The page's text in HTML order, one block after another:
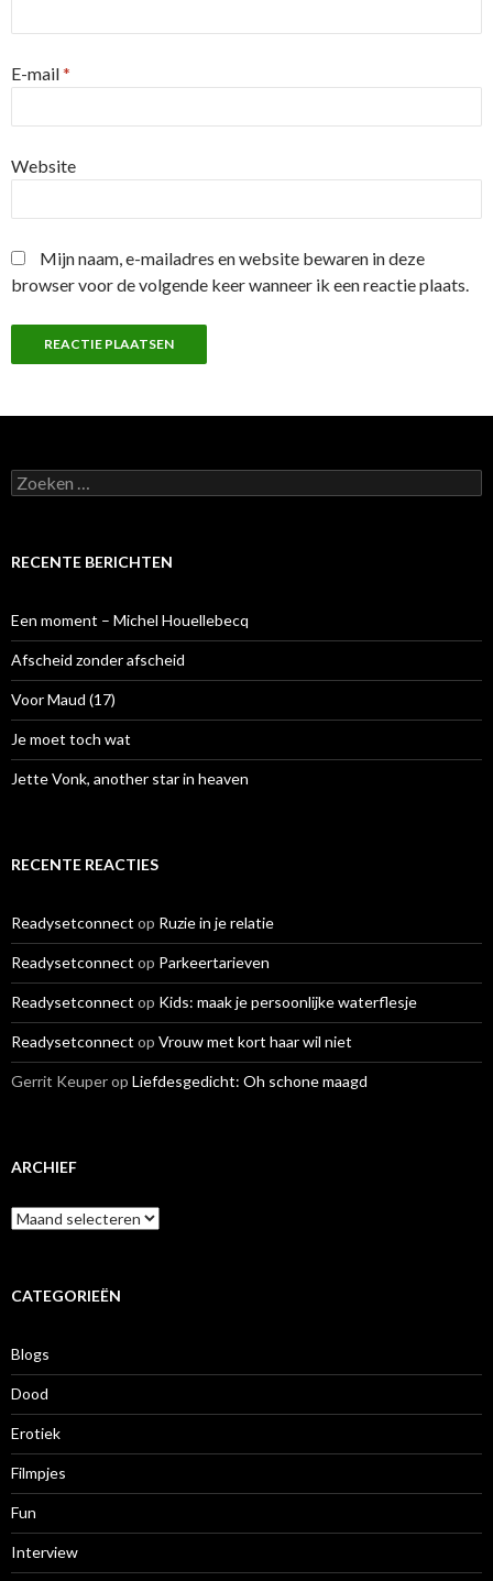
E-mail*
Website
Mijn naam, e-mailadres en website bewaren in deze
browser voor de volgende keer wanneer ik een reactie plaats.
Z
o
e
a
a
r
:
RECENTE BERICHTEN
Een moment – Michel Houellebecq
Afscheid zonder afscheid
Voor Maud (17)
Je moet toch wat
Jette Vonk, another star in heaven
RECENTE REACTIES
Readysetconnect op Ruzie in je relatie
Readysetconnect op Parkeertarieven
Readysetconnect op Kids: maak je persoonlijke waterflesje
Readysetconnect op Vrouw met kort haar wil niet
Gerrit Keuperop Liefdesgedicht: Oh schone maagd
ARCHIEF
A
r
iCATEGORIEËN
Blogs
Dood
Erotiek
Filmpjes
Fun
Interview